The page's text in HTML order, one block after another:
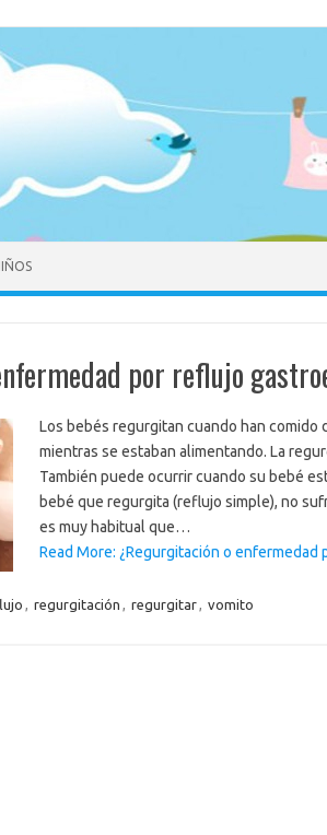
por reflujo
Los bebés regurgitan cuando han comido
mientras se estaban alimentando. La
También puede ocurrir cuando su bebé
bebé que regurgita (reflujo simple), no
es muy habitual que…
Read More: ¿Regurgitación o
, regurgitación , regurgitar, vomito